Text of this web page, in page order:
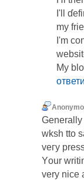
I'll
my
I'm
My
Generally
wksh tto
veгy
Yοur
very nice